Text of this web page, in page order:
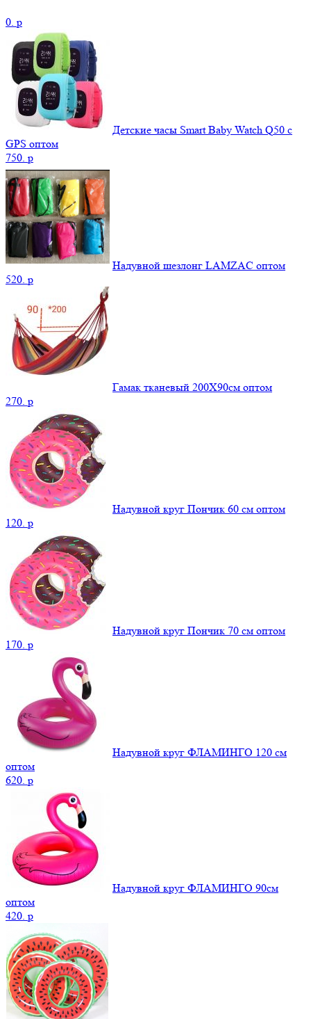
0. p
Детские часы Smart Baby Watch Q50 c
GPS оптом
750. p
Надувной шезлонг LAMZAC оптом
520. p
Гамак тканевый 200Х90см оптом
270. p
Надувной круг Пончик 60 см оптом
120. p
Надувной круг Пончик 70 см оптом
170. p
Надувной круг ФЛАМИНГО 120 см
оптом
620. p
Надувной круг ФЛАМИНГО 90см
оптом
420. p